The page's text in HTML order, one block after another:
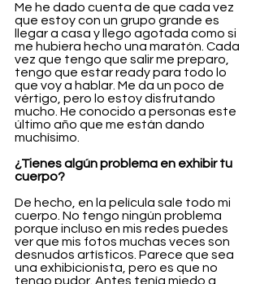
Me he dado cuenta de que cada vez
que estoy con un grupo grande es
llegar a casa y llego agotada como si
me hubiera hecho una maratón. Cada
vez que tengo que salir me preparo,
tengo que estar ready para todo lo
que voy a hablar. Me da un poco de
vértigo, pero lo estoy disfrutando
mucho. He conocido a personas este
último año que me están dando
muchísimo.
¿Tienes algún problema en exhibir tu
cuerpo?
De hecho, en la película sale todo mi
cuerpo. No tengo ningún problema
porque incluso en mis redes puedes
ver que mis fotos muchas veces son
desnudos artísticos. Parece que sea
una exhibicionista, pero es que no
tengo pudor. Antes tenía miedo a